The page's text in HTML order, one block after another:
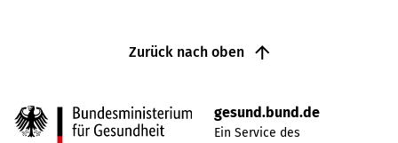
Zurück nach oben
gesund.bund.de
Ein Service des